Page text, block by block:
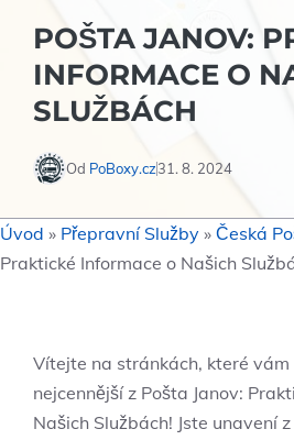
POŠTA JANOV:
INFORMACE O
SLUŽBÁCH
Od PoBoxy.cz31. 8. 2024
Úvod » Přepravní Služby » Česká
Praktické Informace o Našich
Vítejte na stránkách, které
nejcennější z Pošta Janov:
Našich Službách! Jste unavení